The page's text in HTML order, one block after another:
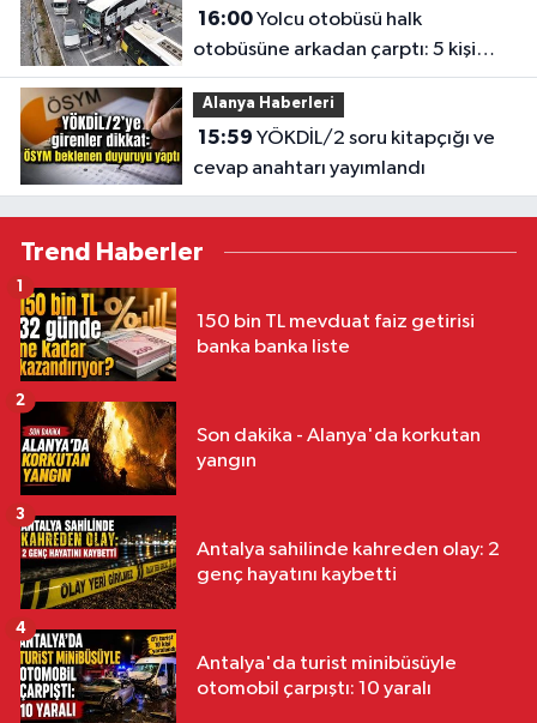
16:00Yolcu otobüsü halk
otobüsüne arkadan çarptı: 5 kişi
yaralandı
Alanya Haberleri
15:59
cevap anahtarı yayımlandı
Trend Haberler
150 bin TL mevduat faiz getirisi
banka banka liste
1
Son dakika - Alanya'da korkutan
yangın
2
Antalya sahilinde kahreden olay: 2
genç hayatını kaybetti
3
Antalya'da turist minibüsüyle
otomobil çarpıştı: 10 yaralı
4